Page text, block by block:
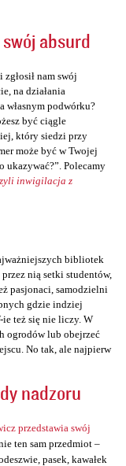
absurd
nam swój
na działania
własnym podwórku?
być ciągle
który siedzi przy
może być w Twojej
ukazywać?”. Polecamy
inwigilacja z
bibliotek
nią setki studentów,
pasjonaci, samodzielni
gdzie indziej
też się nie liczy. W
ogrodów lub obejrzeć
No tak, ale najpierw
nadzoru
przedstawia swój
ten sam przedmiot –
pasek, kawałek